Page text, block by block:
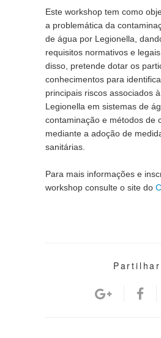
Este workshop tem como
a problemática da
de água por Legionella,
requisitos normativos e
disso, pretende dotar os
conhecimentos para
principais riscos associados
Legionella em sistemas de
contaminação e métodos de
mediante a adoção de
sanitárias.
Para mais informações e
workshop consulte o site do
Partilhar